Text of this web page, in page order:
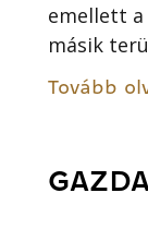
emellett a
másik
Tovább